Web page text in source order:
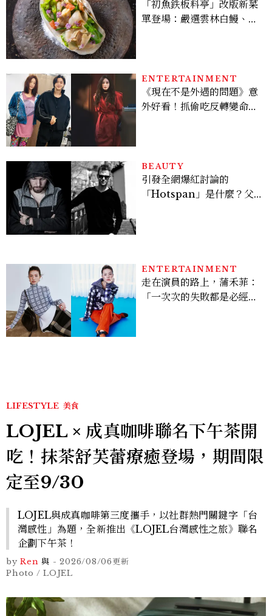
「初魚鉄板料亭」改版新菜
單登場：嚴選雲林白鰻、海
ENTERTAINMENT
《現在不是外遇的問題》意
外好看！抓偷吃反轉變命
看點懶人包
BEAUTY
引發全網爆紅討論的
「Hotspan」是什麼？父
ENTERTAINMENT
走在演員的路上，蒲禾菲：
「一次次的失敗都是必經過
LIFESTYLE 美食
LOJEL × 成真咖啡聯名下午茶開
吃！抹茶舒芙蕾療癒登場，期間限
定至9/30
LOJEL與成真咖啡第三度攜手，以社群熱門關鍵字「台
灣感性」為題，全新推出《LOJEL台灣感性之旅》聯名
企劃下午茶！
by Ren與 -2026/08/06更新
Photo / LOJEL